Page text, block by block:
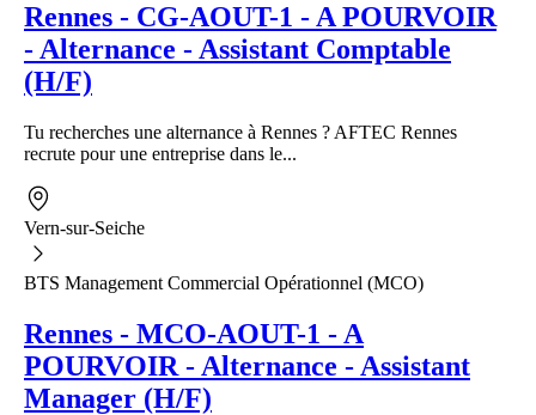
Rennes - CG-AOUT-1 - A POURVOIR
- Alternance - Assistant Comptable
(H/F)
Tu recherches une alternance à Rennes ? AFTEC Rennes
recrute pour une entreprise dans le...
Vern-sur-Seiche
BTS Management Commercial Opérationnel (MCO)
Rennes - MCO-AOUT-1 - A
POURVOIR - Alternance - Assistant
Manager (H/F)